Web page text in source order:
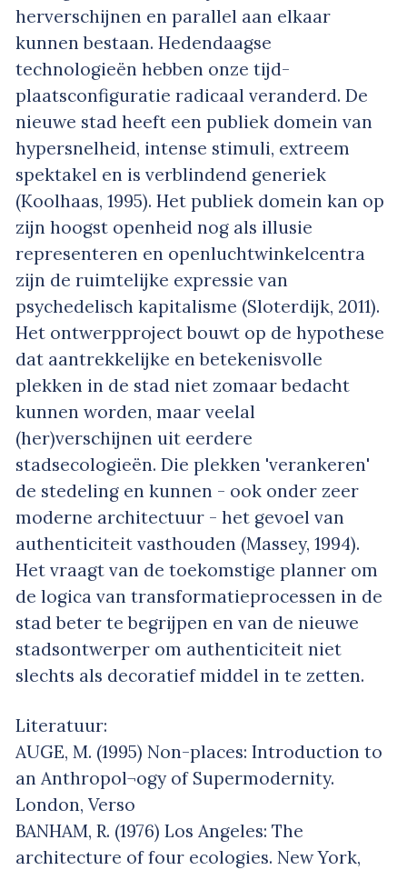
herverschijnen en parallel aan elkaar
kunnen bestaan. Hedendaagse
technologieën hebben onze tijd-
plaatsconfiguratie radicaal veranderd. De
nieuwe stad heeft een publiek domein van
hypersnelheid, intense stimuli, extreem
spektakel en is verblindend generiek
(Koolhaas, 1995). Het publiek domein kan op
zijn hoogst openheid nog als illusie
representeren en openluchtwinkelcentra
zijn de ruimtelijke expressie van
psychedelisch kapitalisme (Sloterdijk, 2011).
Het ontwerpproject bouwt op de hypothese
dat aantrekkelijke en betekenisvolle
plekken in de stad niet zomaar bedacht
kunnen worden, maar veelal
(her)verschijnen uit eerdere
stadsecologieën. Die plekken 'verankeren'
de stedeling en kunnen - ook onder zeer
moderne architectuur - het gevoel van
authenticiteit vasthouden (Massey, 1994).
Het vraagt van de toekomstige planner om
de logica van transformatieprocessen in de
stad beter te begrijpen en van de nieuwe
stadsontwerper om authenticiteit niet
slechts als decoratief middel in te zetten.
Literatuur:
AUGE, M. (1995) Non-places: Introduction to
an Anthropol¬ogy of Supermodernity.
London, Verso
BANHAM, R. (1976) Los Angeles: The
architecture of four ecologies. New York,